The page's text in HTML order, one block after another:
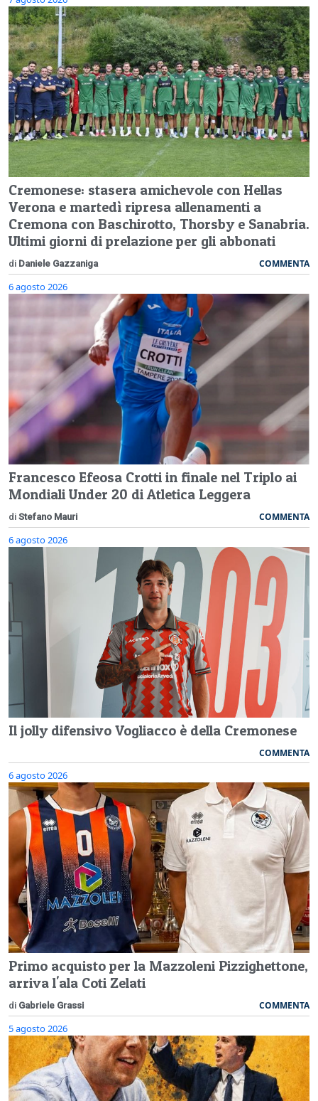
Cremonese: stasera amichevole con Hellas
Verona e martedì ripresa allenamenti a
Cremona con Baschirotto, Thorsby e Sanabria.
Ultimi giorni di prelazione per gli abbonati
di Daniele Gazzaniga COMMENTA
6 agosto 2026
Francesco Efeosa Crotti in finale nel Triplo ai
Mondiali Under 20 di Atletica Leggera
di Stefano Mauri COMMENTA
6 agosto 2026
Il jolly difensivo Vogliacco è della Cremonese
COMMENTA
6 agosto 2026
Primo acquisto per la Mazzoleni Pizzighettone,
arriva l'ala Coti Zelati
di Gabriele Grassi COMMENTA
5 agosto 2026